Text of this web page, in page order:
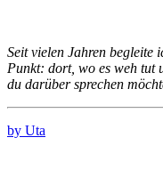
Seit vielen Jahren begleite
Punkt: dort, wo es weh tut
du darüber sprechen
by Uta